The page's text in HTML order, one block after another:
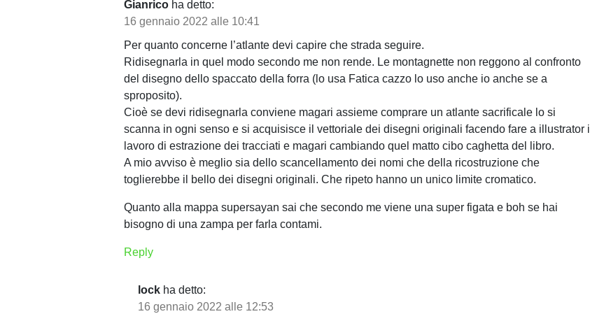
Gianrico ha detto:
16 gennaio 2022 alle 10:41
Per quanto concerne l’atlante devi capire che strada seguire.
Ridisegnarla in quel modo secondo me non rende. Le montagnette non reggono al confronto
del disegno dello spaccato della forra (lo usa Fatica cazzo lo uso anche io anche se a
sproposito).
Cioè se devi ridisegnarla conviene magari assieme comprare un atlante sacrificale lo si
scanna in ogni senso e si acquisisce il vettoriale dei disegni originali facendo fare a illustrator il
lavoro di estrazione dei tracciati e magari cambiando quel matto cibo caghetta del libro.
A mio avviso è meglio sia dello scancellamento dei nomi che della ricostruzione che
toglierebbe il bello dei disegni originali. Che ripeto hanno un unico limite cromatico.
Quanto alla mappa supersayan sai che secondo me viene una super figata e boh se hai
bisogno di una zampa per farla contami.
Reply
lock ha detto:
16 gennaio 2022 alle 12:53